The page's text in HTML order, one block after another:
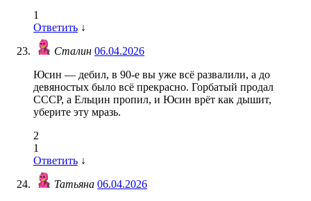
1
Ответить ↓
Сталин 06.04.2026
Юсин — дебил, в 90-е вы уже всё развалили, а до
девяностых было всё прекрасно. Горбатый продал
СССР, а Ельцин пропил, и Юсин врёт как дышит,
уберите эту мразь.
2
1
Ответить ↓
Татьяна 06.04.2026